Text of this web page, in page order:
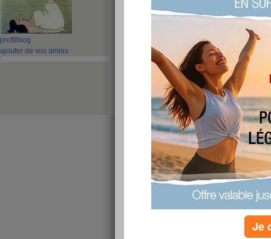
profil blog
ajouter de vos amies
DEJA 2
COUCOU !! SA VA ??
Beau soleil aujourd'hui!! derrière lescarreaux
froid.Il ne fait que 9° MOINS 4 avec le vent
j'arrive de ma petite ballade et il fait quand
Sa y est déjà 2 semaines de passer les jours
Cette semaine j'aie gardé un petit loulou car
en déplacement à MONTPELLIER et son
doivent rentrer se soir .Là IL VA BEAUCOUP
LUI A FAIT DU BIEN .
Je vous souhaite un bon W K avec du soleil
Je